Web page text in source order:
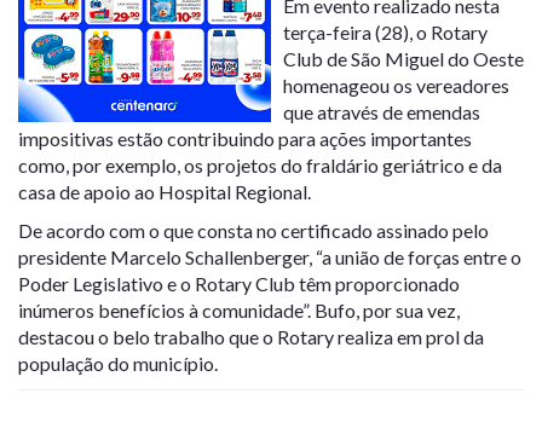
Em evento realizado nesta
terça-feira (28), o Rotary
Club de São Miguel do Oeste
homenageou os vereadores
que através de emendas
impositivas estão contribuindo para ações importantes
como, por exemplo, os projetos do fraldário geriátrico e da
casa de apoio ao Hospital Regional.
De acordo com o que consta no certificado assinado pelo
presidente Marcelo Schallenberger, “a união de forças entre o
Poder Legislativo e o Rotary Club têm proporcionado
inúmeros benefícios à comunidade”. Bufo, por sua vez,
destacou o belo trabalho que o Rotary realiza em prol da
população do município.